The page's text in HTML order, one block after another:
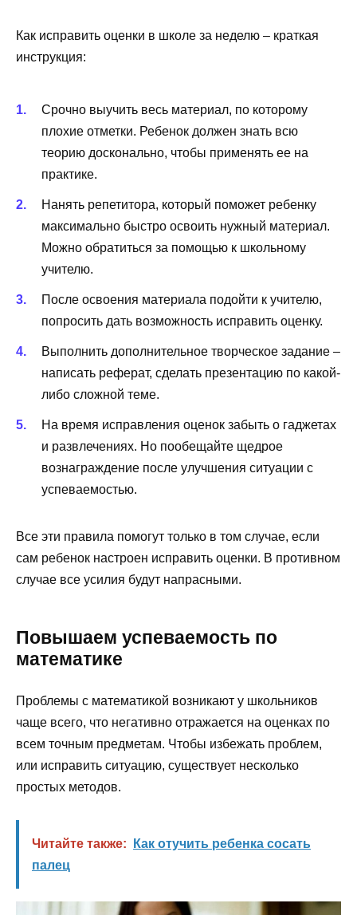
Как исправить оценки в школе за неделю – краткая
инструкция:
Срочно выучить весь материал, по которому
плохие отметки. Ребенок должен знать всю
теорию досконально, чтобы применять ее на
практике.
Нанять репетитора, который поможет ребенку
максимально быстро освоить нужный материал.
Можно обратиться за помощью к школьному
учителю.
После освоения материала подойти к учителю,
попросить дать возможность исправить оценку.
Выполнить дополнительное творческое задание –
написать реферат, сделать презентацию по какой-
либо сложной теме.
На время исправления оценок забыть о гаджетах
и развлечениях. Но пообещайте щедрое
вознаграждение после улучшения ситуации с
успеваемостью.
Все эти правила помогут только в том случае, если
сам ребенок настроен исправить оценки. В противном
случае все усилия будут напрасными.
Повышаем успеваемость по
математике
Проблемы с математикой возникают у школьников
чаще всего, что негативно отражается на оценках по
всем точным предметам. Чтобы избежать проблем,
или исправить ситуацию, существует несколько
простых методов.
Читайте также:
Как отучить ребенка сосать
палец